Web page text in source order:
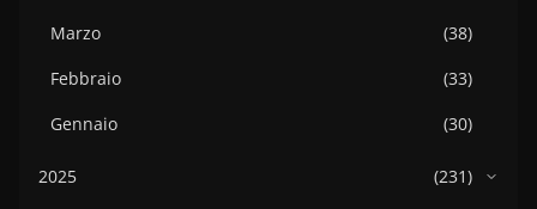
Marzo
(38)
Febbraio
(33)
Gennaio
(30)
2025
(231)